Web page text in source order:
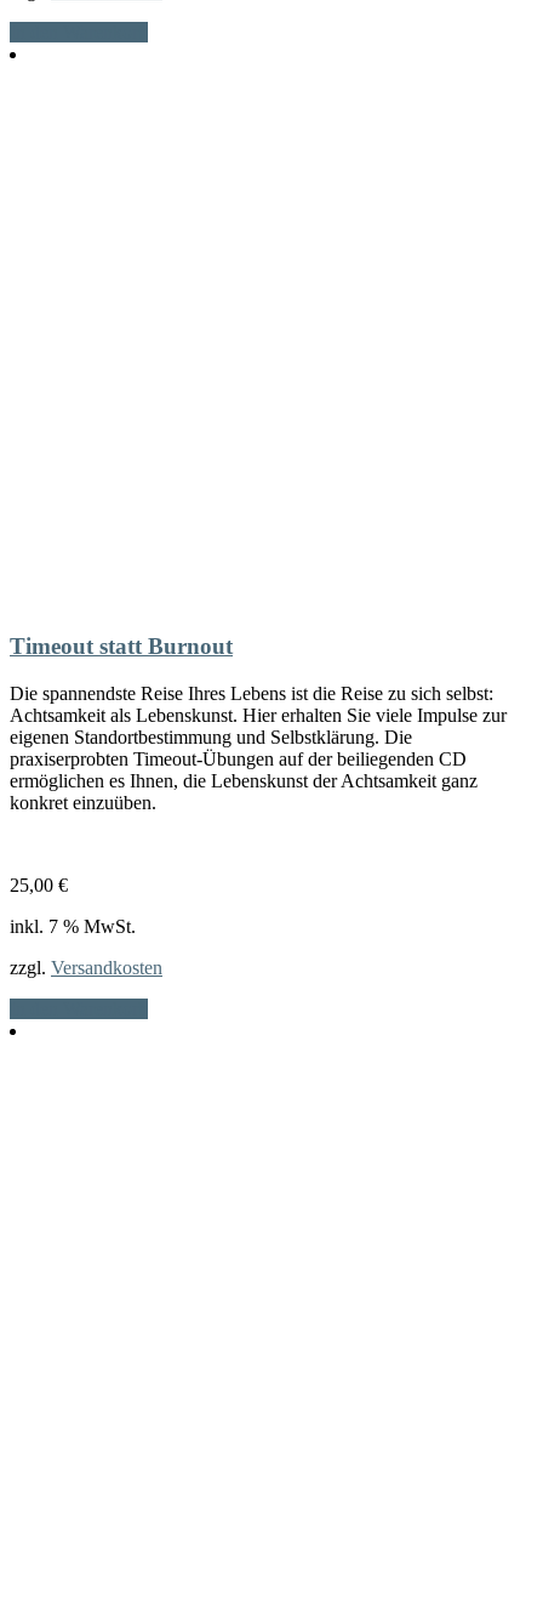
Timeout statt Burnout
Die spannendste Reise Ihres Lebens ist die Reise zu sich selbst:
Achtsamkeit als Lebenskunst. Hier erhalten Sie viele Impulse zur
eigenen Standortbestimmung und Selbstklärung. Die
praxiserprobten Timeout-Übungen auf der beiliegenden CD
ermöglichen es Ihnen, die Lebenskunst der Achtsamkeit ganz
konkret einzuüben.
25,00 €
inkl. 7 % MwSt.
zzgl. Versandkosten